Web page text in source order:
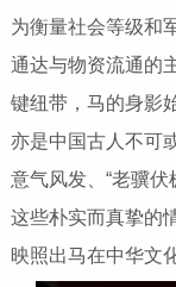
为衡量社会等级和
通达与物资流通的
键纽带，马的身影
亦是中国古人不可
意气风发、“老骥伏
这些朴实而真挚的
映照出马在中华文